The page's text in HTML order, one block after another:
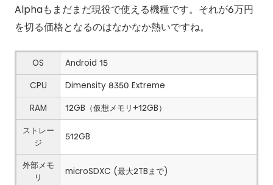
Alphaもまだまだ現役で使える機種です。それが6万円
を切る価格となるのはなかなか熱いですね。
OS
Android 15
CPU
Dimensity 8350 Extreme
RAM
12GB（仮想メモリ+12GB）
ストレー
ジ
512GB
外部メモ
リ
microSDXC (最大2TBまで)